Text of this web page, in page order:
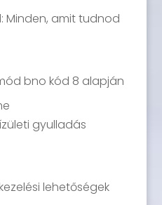
Minden, amit tudnod
bno kód 8 alapján
gyulladás
lehetőségek